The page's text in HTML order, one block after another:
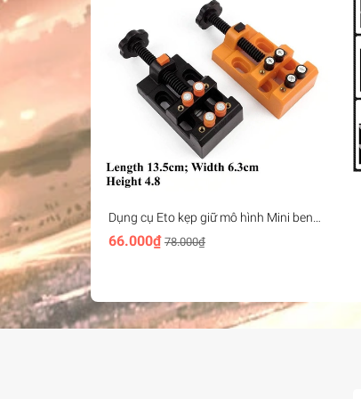
Dụng cụ Eto kẹp giữ mô hình Mini bench
vise plastic
66.000₫ 78.000₫